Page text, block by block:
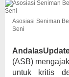
Asosiasi Seniman
Seni
(ASB)
untuk kritis